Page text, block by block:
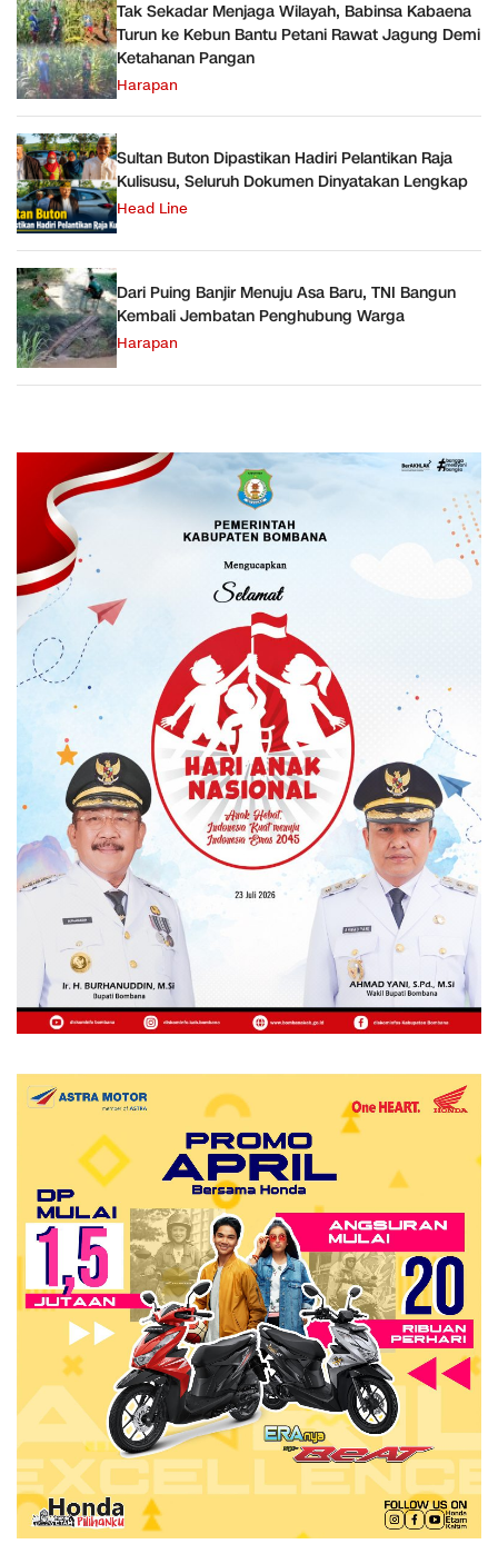
Tak Sekadar Menjaga Wilayah, Babinsa Kabaena
Turun ke Kebun Bantu Petani Rawat Jagung Demi
Ketahanan Pangan
Harapan
Sultan Buton Dipastikan Hadiri Pelantikan Raja
Kulisusu, Seluruh Dokumen Dinyatakan Lengkap
Head Line
Dari Puing Banjir Menuju Asa Baru, TNI Bangun
Kembali Jembatan Penghubung Warga
Harapan